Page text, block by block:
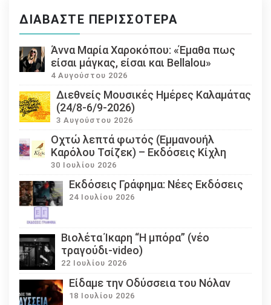
ΔΙΑΒΆΣΤΕ ΠΕΡΙΣΣΌΤΕΡΑ
Άννα Μαρία Χαροκόπου: «Έμαθα πως
είσαι μάγκας, είσαι και Bellalou»
4 Αυγούστου 2026
Διεθνείς Μουσικές Ημέρες Καλαμάτας
(24/8-6/9-2026)
3 Αυγούστου 2026
Οχτώ λεπτά φωτός (Εμμανουήλ
Καρόλου Τσίζεκ) – Εκδόσεις Κίχλη
30 Ιουλίου 2026
Εκδόσεις Γράφημα: Νέες Εκδόσεις
24 Ιουλίου 2026
Βιολέτα Ίκαρη “Η μπόρα” (νέο
τραγούδι-video)
22 Ιουλίου 2026
Eίδαμε την Οδύσσεια του Νόλαν
18 Ιουλίου 2026